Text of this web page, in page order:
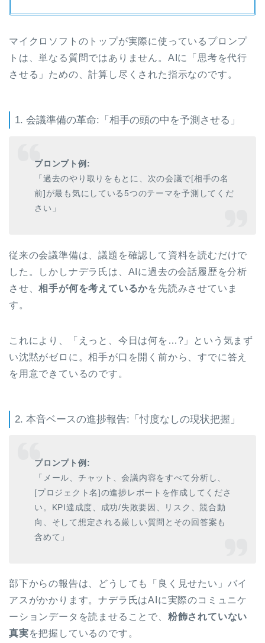
マイクロソフトのトップが実際に使っているプロンプ
トは、単なる質問ではありません。AIに「思考を代行
させる」ための、計算し尽くされた指示なのです。
1. 会議準備の革命:「相手の頭の中を予測させる」
プロンプト例:
「過去のやり取りをもとに、次の会議で[相手の名
前]が最も気にしている5つのテーマを予測してくだ
さい」
従来の会議準備は、議題を確認して資料を読むだけで
した。しかしナデラ氏は、AIに過去の会話履歴を分析
させ、相手が何を考えているかを先読みさせていま
す。
これにより、「えっと、今日は何を…?」という気まず
い沈黙がゼロに。相手が口を開く前から、すでに答え
を用意できているのです。
2. 本音ベースの進捗報告:「忖度なしの現状把握」
プロンプト例:
「メール、チャット、会議内容をすべて分析し、
[プロジェクト名]の進捗レポートを作成してくださ
い。KPI達成度、成功/失敗要因、リスク、競合動
向、そして想定される厳しい質問とその回答案も
含めて」
部下からの報告は、どうしても「良く見せたい」バイ
アスがかかります。ナデラ氏はAIに実際のコミュニケ
ーションデータを読ませることで、 粉飾されていない
真実を把握しているのです。